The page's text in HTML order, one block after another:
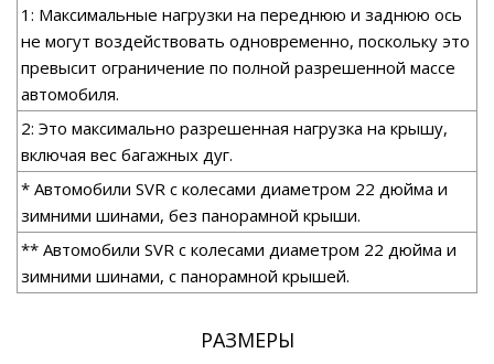
1: Максимальные нагрузки на переднюю и заднюю ось
не могут воздействовать одновременно, поскольку это
превысит ограничение по полной разрешенной массе
автомобиля.
2: Это максимально разрешенная нагрузка на крышу,
включая вес багажных дуг.
* Автомобили SVR с колесами диаметром 22 дюйма и
зимними шинами, без панорамной крыши.
** Автомобили SVR с колесами диаметром 22 дюйма и
зимними шинами, с панорамной крышей.
РАЗМЕРЫ